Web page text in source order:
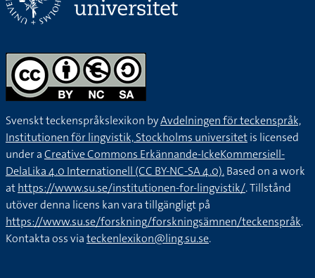
Svenskt teckenspråkslexikon byAvdelningen för teckenspråk,
Institutionen för lingvistik, Stockholms universitetis licensed
under aCreative Commons Erkännande-IckeKommersiell-
DelaLika 4.0 Internationell (CC BY-NC-SA 4.0).Based on a work
athttps://www.su.se/institutionen-for-lingvistik/. Tillstånd
utöver denna licens kan vara tillgängligt på
https://www.su.se/forskning/forskningsämnen/teckenspråk.
Kontakta oss viateckenlexikon@ling.su.se.